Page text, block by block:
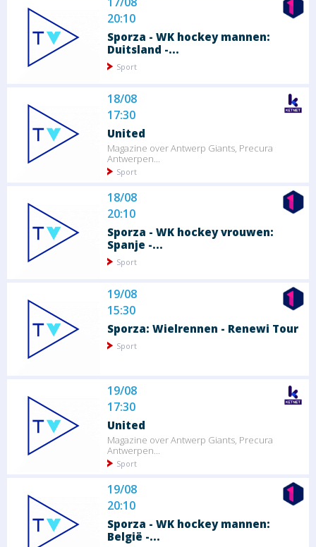
20:10
Sporza - WK hockey mannen:
Duitsland -...
Sport
18/08
17:30
United
Magazine over Antwerp Giants, Precura
Antwerpen...
Sport
18/08
20:10
Sporza - WK hockey vrouwen:
Spanje -...
Sport
19/08
15:30
Sporza: Wielrennen - Renewi Tour
Sport
19/08
17:30
United
Magazine over Antwerp Giants, Precura
Antwerpen...
Sport
19/08
20:10
Sporza - WK hockey mannen:
België -...